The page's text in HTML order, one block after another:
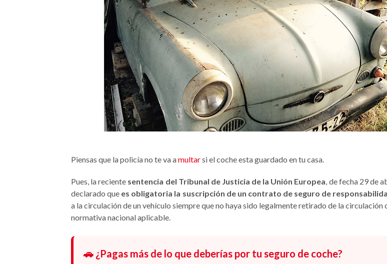
Piensas que la policía no te va amultarsi el coche esta guardado en tu casa.
Pues, la reciente sentencia del Tribunal de Justicia de la Unión Europea, de fecha 29 de
declarado que es obligatoria la suscripción de un contrato de seguro de
a la circulación de un vehículo siempre que no haya sido legalmente retirado de la circulación
normativa nacional aplicable.
🚗 ¿Pagas más de lo que deberías por tu seguro de coche?